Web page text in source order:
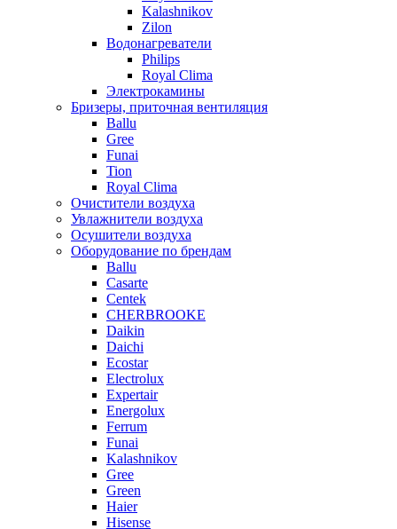
Kalashnikov
Zilon
Водонагреватели
Philips
Royal Clima
Электрокамины
Бризеры, приточная вентиляция
Ballu
Gree
Funai
Tion
Royal Clima
Очистители воздуха
Увлажнители воздуха
Осушители воздуха
Оборудование по брендам
Ballu
Casarte
Centek
CHERBROOKE
Daikin
Daichi
Ecostar
Electrolux
Expertair
Energolux
Ferrum
Funai
Kalashnikov
Gree
Grеen
Haier
Hisense